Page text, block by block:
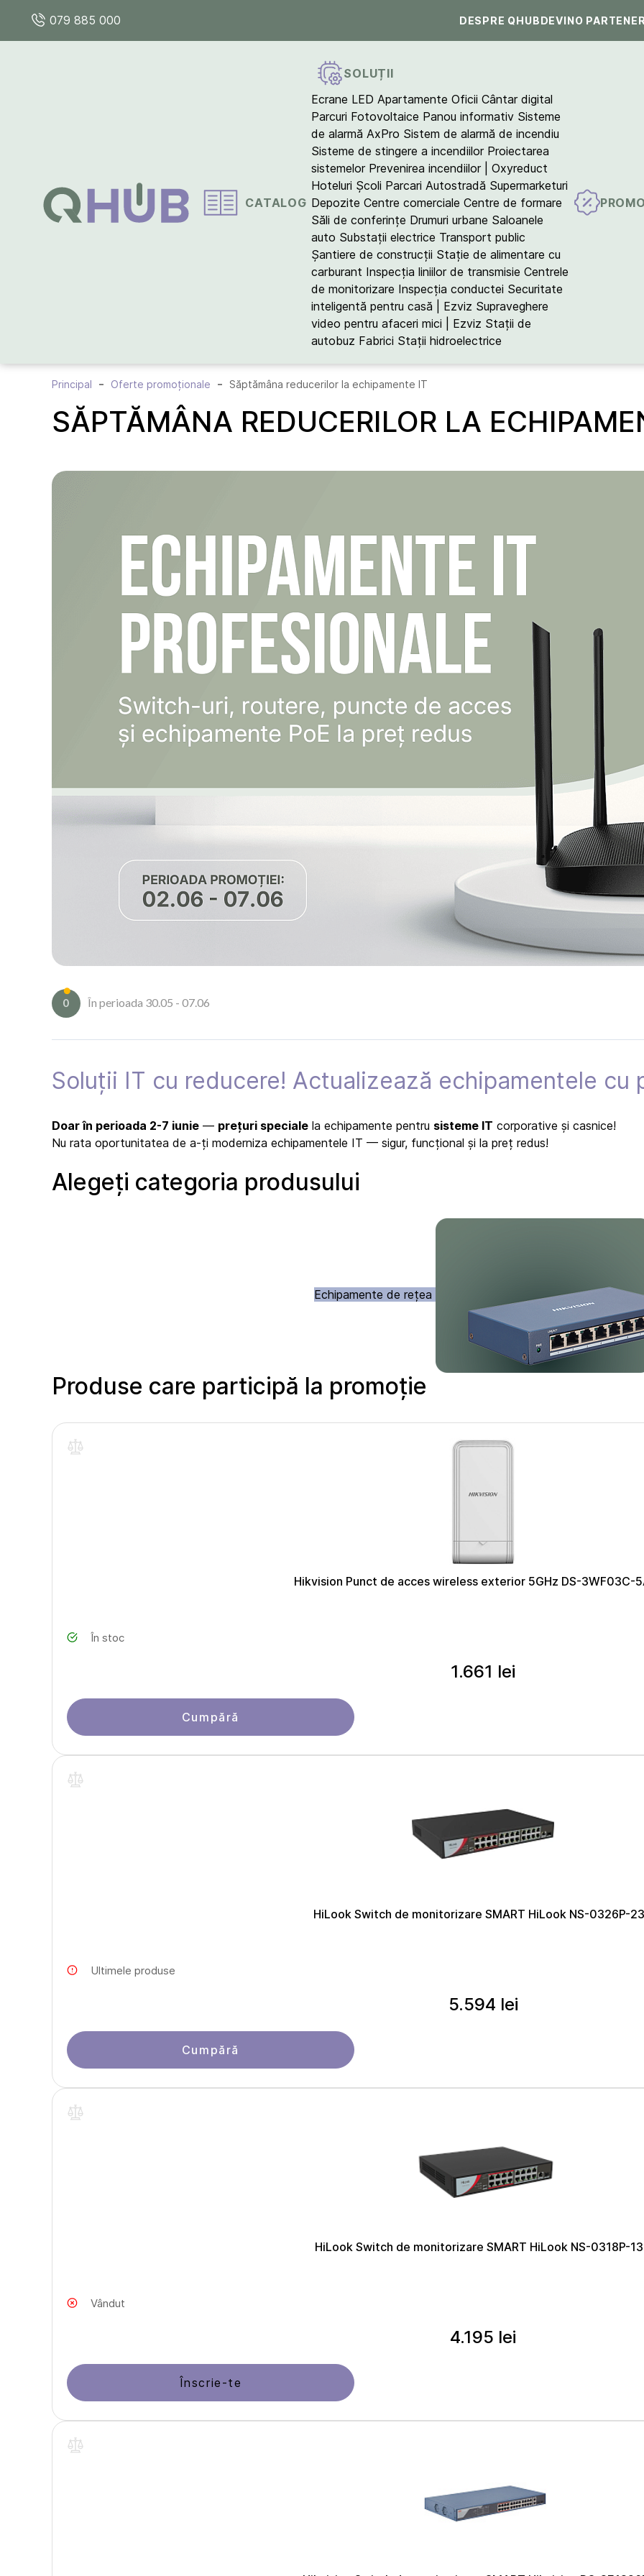
079 885 000 DESPRE QHUBDEVINO
CATALOG
SOLUȚII
Ecrane LED Apartamente Oficii Cântar digital
Parcuri Fotovoltaice Panou informativ Sisteme
de alarmă AxPro Sistem de alarmă de incendiu
Sisteme de stingere a incendiilor Proiectarea
sistemelor Prevenirea incendiilor | Oxyreduct
Hoteluri Școli Parcari Autostradă Supermarketuri
Depozite Centre comerciale Centre de formare
Săli de conferințe Drumuri urbane Saloanele
auto Substații electrice Transport public
Șantiere de construcții Stație de alimentare cu
carburant Inspecția liniilor de transmisie Centrele
de monitorizare Inspecția conductei Securitate
inteligentă pentru casă | Ezviz Supraveghere
video pentru afaceri mici | Ezviz Stații de
autobuz Fabrici Stații hidroelectrice
Principal Oferte promoționale Săptămâna reducerilor la echipamente IT
SĂPTĂMÂNA REDUCERILOR LA
0 În perioada 30.05 - 07.06
Soluții IT cu reducere! Actualizează echipamentele cu
Doar în perioada 2-7 iunie — prețuri speciale la echipamente pentru sisteme IT corporative și casnice!
Nu rata oportunitatea de a-ți moderniza echipamentele IT — sigur, funcțional și la preț redus!
Alegeți categoria produsului
Echipamente de rețea
Produse care participă la promoție
Hikvision Punct de acces wireless exterior 5GHz DS-3WF03C-
În stoc
1.661 lei
Cumpără
HiLook Switch de monitorizare SMART HiLook NS-0326P-
Ultimele produse
5.594 lei
Cumpără
HiLook Switch de monitorizare SMART HiLook NS-0318P-
Vândut
4.195 lei
Înscrie-te